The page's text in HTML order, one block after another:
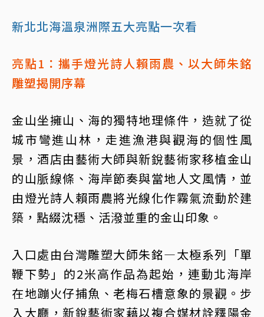
新北北海溫泉洲際五大亮點一次看
亮點1：攜手燈光詩人賴雨農、以大師朱銘
雕塑揭開序幕
金山坐擁山、海的獨特地理條件，造就了從
城市彎進山林，走進漁港與觀海的個性風
景，酒店由藝術大師與新銳藝術家移植金山
的山脈線條、海岸節奏與當地人文風情，並
由燈光詩人賴雨農將光線化作霧氣流動於建
築，點綴沈穩、活潑並重的金山印象。
入口處由台灣雕塑大師朱銘—太極系列「單
鞭下勢」的2米高作品為起始，連動北海岸
在地蹦火仔捕魚、老梅石槽意象的景觀。步
入大廳，新銳藝術家藉以複合媒材詮釋陽金